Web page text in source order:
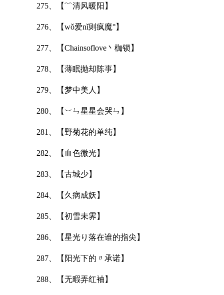
275、【﹌清风暖阳】
276、【wǒ爱nǐ则疯魔°】
277、【Chainsoflove丶枷锁】
278、【薄眠抛却陈事】
279、【梦中美人】
280、【︶ㄣ星星会哭ㄣ】
281、【野菊花的单纯】
282、【血色微光】
283、【古城少】
284、【久病成妖】
285、【初雪未霁】
286、【星光り落在谁的指尖】
287、【阳光下的〃承诺】
288、【无暇弄红袖】